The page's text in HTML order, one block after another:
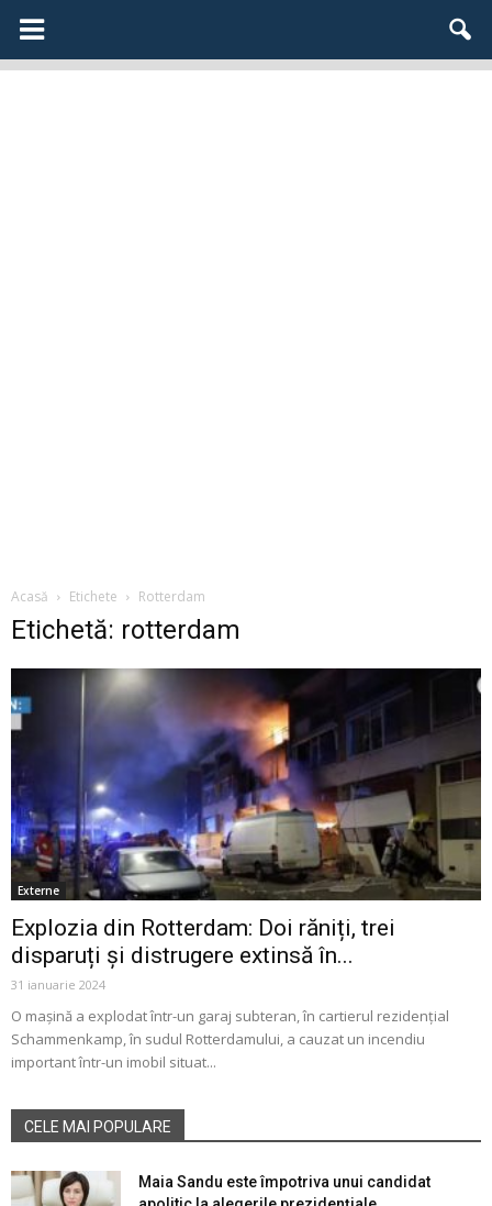
Acasă Etichete Rotterdam
Etichetă: rotterdam
Externe
Explozia din Rotterdam: Doi răniți, trei
disparuți și distrugere extinsă în...
31 ianuarie 2024
O maşină a explodat într-un garaj subteran, în cartierul rezidenţial
Schammenkamp, în sudul Rotterdamului, a cauzat un incendiu
important într-un imobil situat...
CELE MAI POPULARE
Maia Sandu este împotriva unui candidat